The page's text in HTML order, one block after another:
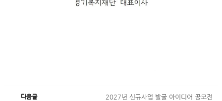
다음글 2027년 신규사업 발굴 아이디어 공모전